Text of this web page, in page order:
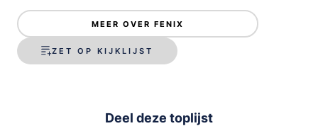
MEER OVER FENIX
ZET OP KIJKLIJST
Deel deze toplijst